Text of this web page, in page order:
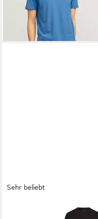
+2
Sehr beliebt
Rundhalsshirt